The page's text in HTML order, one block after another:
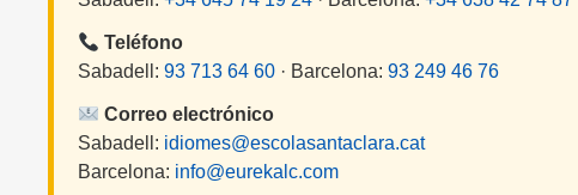
Teléfono
Sabadell: 93 713 64 60 · Barcelona: 93 249 46 76
Correo electrónico
Sabadell: idiomes@escolasantaclara.cat
Barcelona: info@eurekalc.com